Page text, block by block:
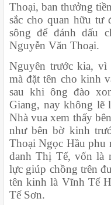
Thoại, ban thưởng
sắc cho quan hữu
sông để đánh dấu
Nguyễn Văn Thoại.
Nguyên trước kia, vì
mà đặt tên cho kinh
sau khi ông đào
Giang, nay không lẽ
Nhà vua xem thấy
như bên bờ kinh
Thoại Ngọc Hầu phu
danh Thị Tế, vốn là
lực giúp chồng trên
tên kinh là Vĩnh Tế
Tế Sơn.